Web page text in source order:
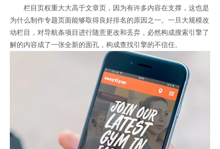
栏目页权重大大高于文章页，因为有许多内容在支撑，这也是
为什么制作专题页面能够取得良好排名的原因之一。一旦大规模改
动栏目，对导航条项目进行随意更改和丢弃，必然构成搜索引擎了
解的内容成了一张全新的面孔，构成查找引擎的不信任。